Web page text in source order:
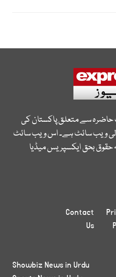
حاضرہ سے متعلق پاکستان کی
ویب سائٹ ہے۔ اس ویب سائٹ
حقوق بحق ایکسپریس میڈیا
Contact
Us
Showbiz News in Urdu